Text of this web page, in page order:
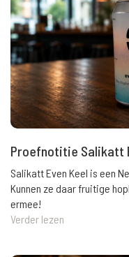
Proefnotitie Salikatt
Salikatt Even Keel is een
Kunnen ze daar fruitige
ermee!
Verder lezen